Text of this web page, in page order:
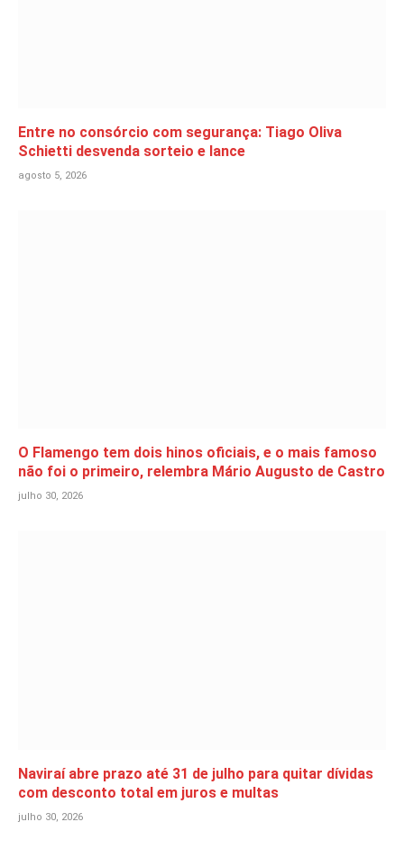
Entre no consórcio com segurança: Tiago Oliva
Schietti desvenda sorteio e lance
agosto 5, 2026
O Flamengo tem dois hinos oficiais, e o mais famoso
não foi o primeiro, relembra Mário Augusto de Castro
julho 30, 2026
Naviraí abre prazo até 31 de julho para quitar dívidas
com desconto total em juros e multas
julho 30, 2026